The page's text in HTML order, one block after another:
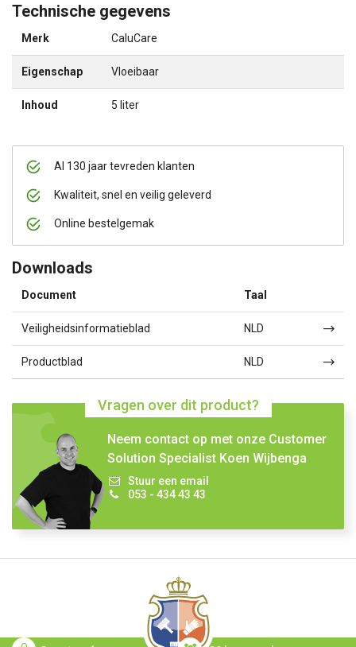
Al 130 jaar tevreden klanten
Kwaliteit, snel en veilig geleverd
Online bestelgemak
Downloads
Document Taal
Veiligheidsinformatieblad NLD
Productblad NLD
Vragen over dit product?
Neem contact op met onze Customer
Solution Specialist Koen Wijbenga
Stuur een email
053 - 434 43 43
Technische gegevens
Merk CaluCare
Eigenschap Vloeibaar
Inhoud 5 liter